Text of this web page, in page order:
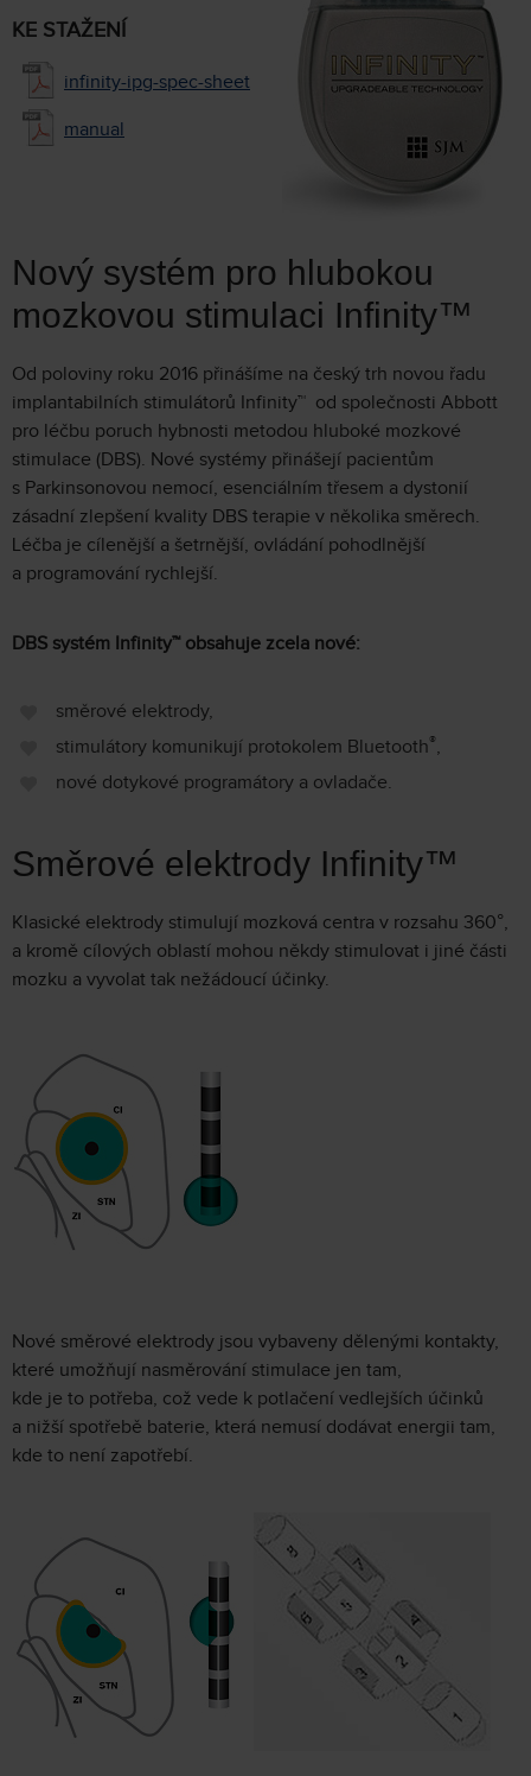
KE STAŽENÍ
infinity-ipg-spec-sheet
manual
Nový systém pro hlubokou
mozkovou stimulaci Infinity™
Od poloviny roku 2016 přinášíme na český trh novou řadu
implantabilních stimulátorů Infinity™ od společnosti Abbott
pro léčbu poruch hybnosti metodou hluboké mozkové
stimulace (DBS). Nové systémy přinášejí pacientům
s Parkinsonovou nemocí, esenciálním třesem a dystonií
zásadní zlepšení kvality DBS terapie v několika směrech.
Léčba je cílenější a šetrnější, ovládání pohodlnější
a programování rychlejší.
DBS systém Infinity™ obsahuje zcela nové:
směrové elektrody,
stimulátory komunikují protokolem Bluetooth®,
nové dotykové programátory a ovladače.
Směrové elektrody Infinity™
Klasické elektrody stimulují mozková centra v rozsahu 360°,
a kromě cílových oblastí mohou někdy stimulovat i jiné části
mozku a vyvolat tak nežádoucí účinky.
Nové směrové elektrody jsou vybaveny dělenými kontakty,
které umožňují nasměrování stimulace jen tam,
kde je to potřeba, což vede k potlačení vedlejších účinků
a nižší spotřebě baterie, která nemusí dodávat energii tam,
kde to není zapotřebí.